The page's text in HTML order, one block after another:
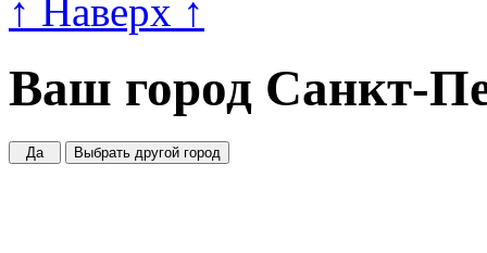
↑ Наверх ↑
Ваш город Санкт-
Да Выбрать другой город